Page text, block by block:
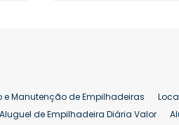
e Manutenção de Empilhadeiras
Aluguel de Empilhadeira Diária Valor